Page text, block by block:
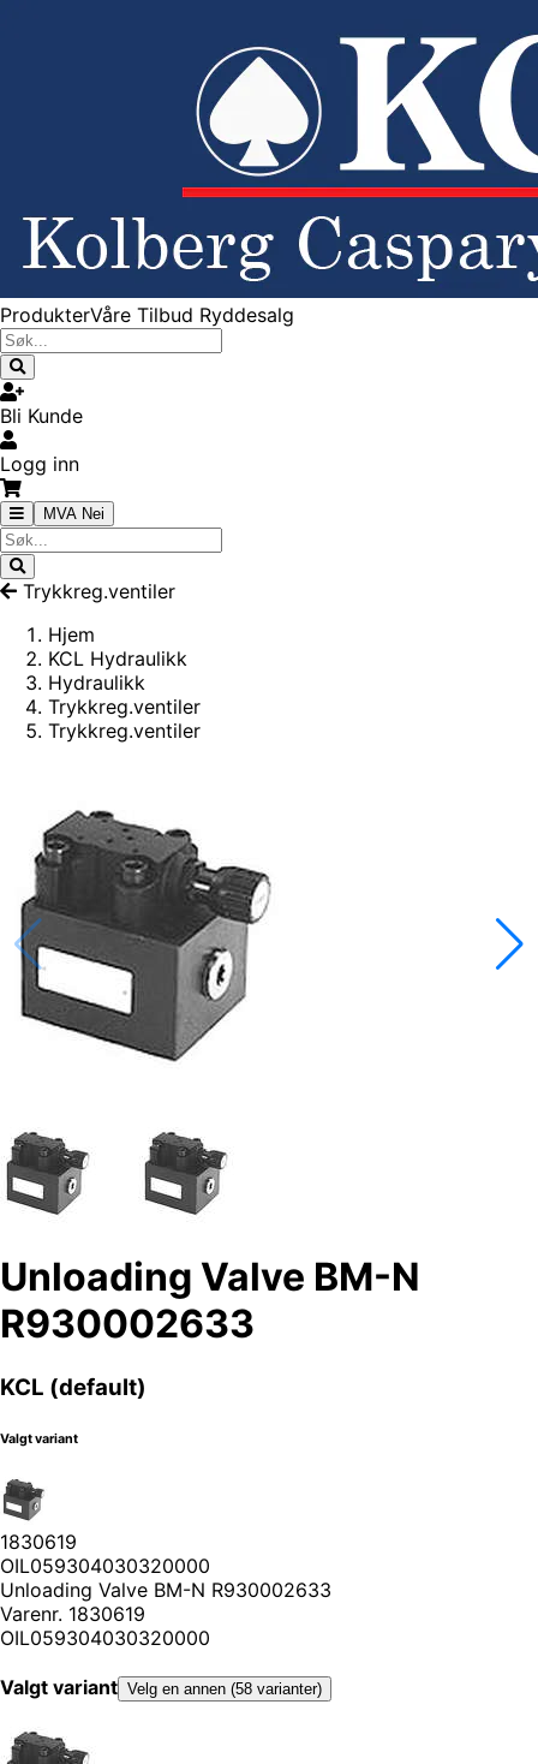
ProdukterVåre Tilbud Ryddesalg
Bli Kunde
Logg inn
MVA Nei
Trykkreg.ventiler
Hjem
KCL Hydraulikk
Hydraulikk
Trykkreg.ventiler
Trykkreg.ventiler
Unloading Valve BM-N
R930002633
KCL (default)
Valgt variant
1830619
OIL059304030320000
Unloading Valve BM-N R930002633
Varenr. 1830619
OIL059304030320000
Valgt variant Velg en annen (58 varianter)